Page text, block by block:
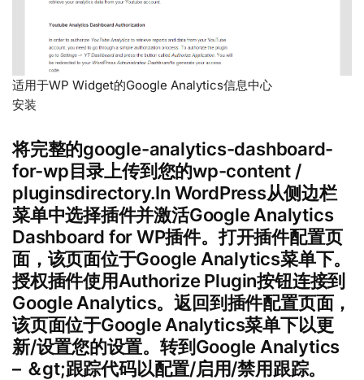
适用于WP Widget的Google Analytics信息中心
安装
将完整的google-analytics-dashboard-
for-wp目录上传到您的wp-content /
pluginsdirectory.In WordPress从侧边栏
菜单中选择插件并激活Google Analytics
Dashboard for WP插件。打开插件配置页
面，该页面位于Google Analytics菜单下。
授权插件使用Authorize Plugin按钮连接到
Google Analytics。返回到插件配置页面，
该页面位于Google Analytics菜单下以更
新/设置您的设置。转到Google Analytics
– ＆gt;跟踪代码以配置/启用/禁用跟踪。